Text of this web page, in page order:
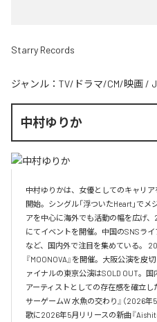
Starry Records
ジャンル： TV/ドラマ/CM/映画 /
中村ゆりか
中村ゆりかは、女優としてのキャリ
開始。シングル「浮ついたHeart」で
アを中心に海外でも活動の幅を広げ
にてイベントを開催。中国のSNSラ
など、国内外で注目を集めている。
『MOONOVA』を開催。大阪公演を皮
ァイナルの東京公演はSOLD OUT。
アーティストとしての存在感を確立し
サーゲームW 水魚の交わり』（2026
歌に2026年5月リリースの新曲『